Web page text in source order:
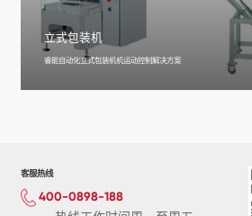
立式包装机
睿能自动化立式包装机机运动控制解决方案
客服热线
400-0898-188